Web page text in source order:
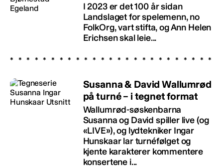
I 2023 er det 100 år sidan
Landslaget for spelemenn, no
FolkOrg, vart stifta, og Ann Helen
Erichsen skal leie...
Susanna & David Wallumrød
på turné – i tegnet format
Wallumrød-søskenbarna
Susanna og David spiller live (og
«LIVE»), og lydtekniker Ingar
Hunskaar lar turnéfølget og
kjente karakterer kommentere
konsertene i...